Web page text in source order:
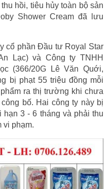
hồi, tiêu hủy toàn bộ sản
Shower Cream đã lưu
cổ phần Đầu tư Royal Star
Lạc) và Công ty TNHH
(366/20G Lê Văn Quới,
bị phạt 55 triệu đồng mỗi
ra thị trường khi chưa
bố. Hai công ty này bị
3 - 6 tháng và phải thu
vi phạm.